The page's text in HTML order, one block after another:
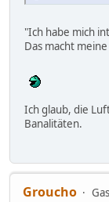
"Ich habe mich
Das macht
Ich glaub, die
Banalitäten.
Groucho